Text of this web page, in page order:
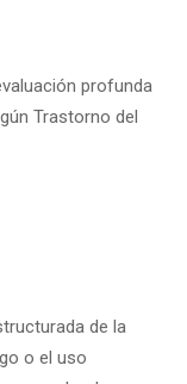
profunda
Trastorno del
de la
o el uso